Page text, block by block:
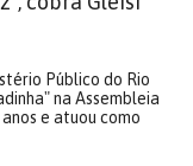
Público do Rio
na Assembleia
e atuou como